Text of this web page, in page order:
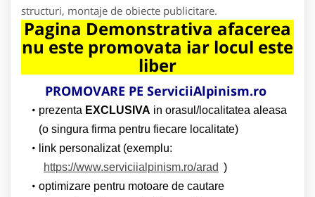
structuri, montaje de obiecte publicitare.
Pagina Demonstrativa afacerea
nu este promovata iar locul este
liber
PROMOVARE PE ServiciiAlpinism.ro
prezenta EXCLUSIVA in orasul/localitatea aleasa
(o singura firma pentru fiecare localitate)
link personalizat (exemplu:
https://www.serviciialpinism.ro/arad )
optimizare pentru motoare de cautare